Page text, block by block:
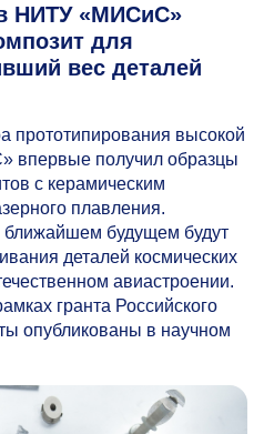
НИТУ «МИСиС»
для
вес деталей
прототипирования высокой
получил образцы
с керамическим
плавления.
будущем будут
деталей космических
авиастроении.
гранта Российского
опубликованы в научном